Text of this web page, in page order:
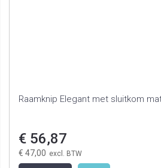
Raamknip Elegant met sluitkom
€ 56,87
€ 47,00